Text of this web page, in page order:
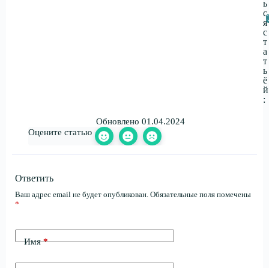
ь
с
я
с
т
а
т
ь
ё
й
:
Обновлено 01.04.2024
Оцените статью
Ответить
Ваш адрес email не будет опубликован. Обязательные поля помечены
*
Имя*